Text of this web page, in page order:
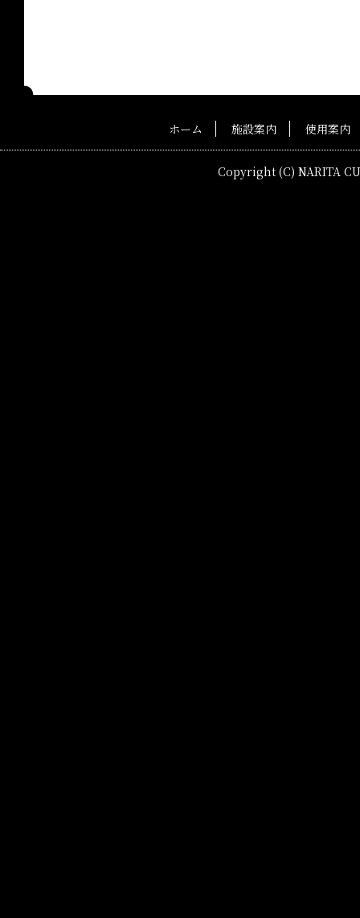
ホーム 施設案内 使用案内
Copyright (C) NARITA